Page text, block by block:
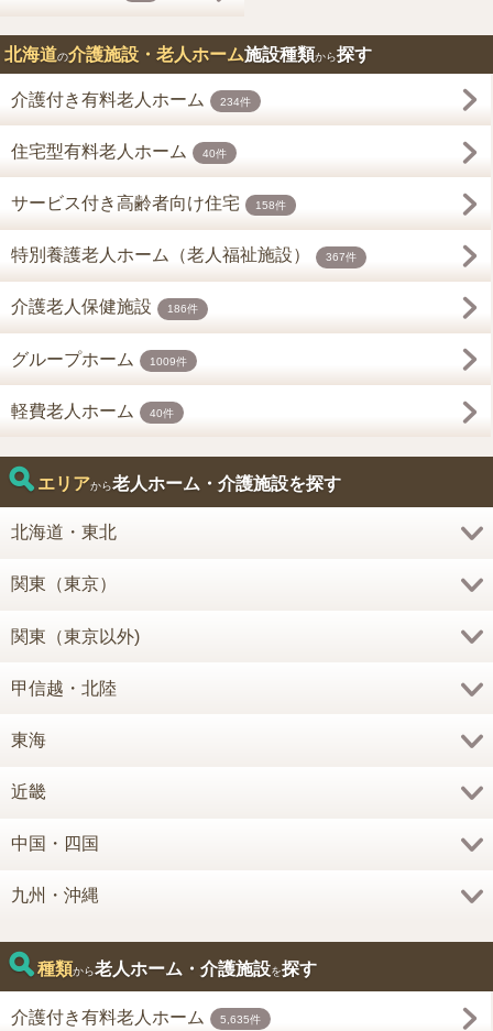
北海道の介護施設・老人ホーム施設種類から探す
介護付き有料老人ホーム 234件
住宅型有料老人ホーム 40件
サービス付き高齢者向け住宅 158件
特別養護老人ホーム（老人福祉施設） 367件
介護老人保健施設 186件
グループホーム 1009件
軽費老人ホーム 40件
エリアから老人ホーム・介護施設を探す
北海道・東北
関東（東京）
関東（東京以外)
甲信越・北陸
東海
近畿
中国・四国
九州・沖縄
種類から老人ホーム・介護施設を探す
介護付き有料老人ホーム 5,635件